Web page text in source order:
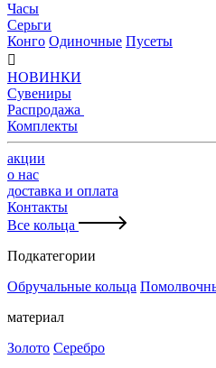
Часы
Серьги
Конго Одиночные Пусеты

НОВИНКИ
Сувениры
Распродажа
Комплекты
акции
о нас
доставка и оплата
Контакты
Все кольца
Подкатегории
Обручальные кольца
материал
Золото Серебро